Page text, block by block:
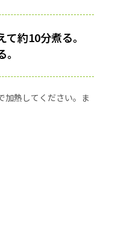
約10分煮る。
加熱してください。ま